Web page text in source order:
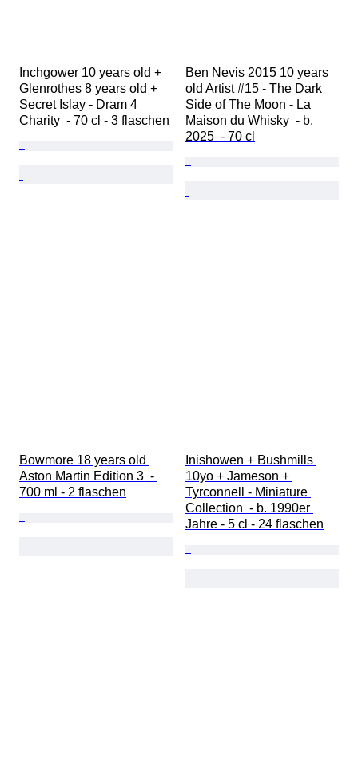
Inchgower 10 years old +
Glenrothes 8 years old +
Secret Islay - Dram 4
Charity  - 70 cl - 3 flaschen
Ben Nevis 2015 10 years
old Artist #15 - The Dark
Side of The Moon - La
Maison du Whisky  - b.
2025  - 70 cl
Bowmore 18 years old
Aston Martin Edition 3  -
700 ml - 2 flaschen
Inishowen + Bushmills
10yo + Jameson +
Tyrconnell - Miniature
Collection  - b. 1990er
Jahre - 5 cl - 24 flaschen